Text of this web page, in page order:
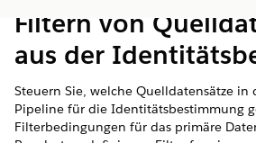
Filtern von
aus der
Steuern Sie, welche Quelldatensätze in
Pipeline für die Identitätsbestimmung
Filterbedingungen für das primäre